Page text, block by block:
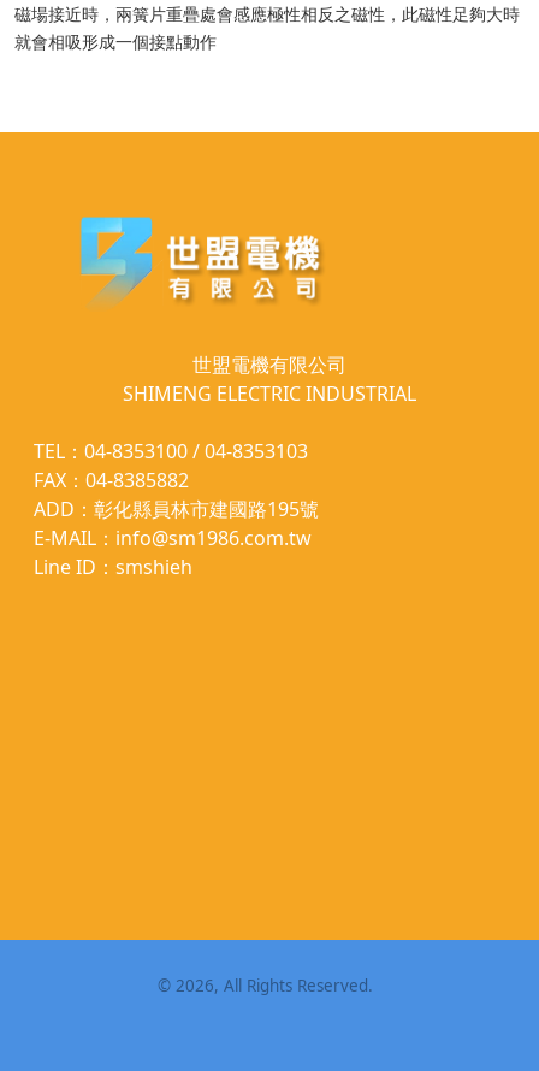
磁場接近時，兩簧片重疊處會感應極性相反之磁性，此磁性足夠大時
就會相吸形成一個接點動作
世盟電機有限公司
SHIMENG ELECTRIC INDUSTRIAL
TEL：04-8353100 / 04-8353103
FAX：04-8385882
ADD：彰化縣員林市建國路195號
E-MAIL：info@sm1986.com.tw
Line ID：smshieh
© 2026, All Rights Reserved.